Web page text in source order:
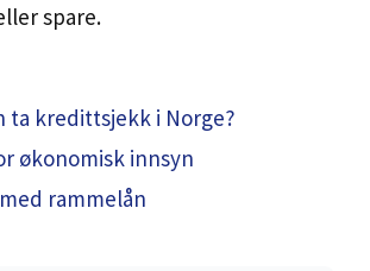
spare.
ta kredittsjekk i Norge?
økonomisk innsyn
rammelån